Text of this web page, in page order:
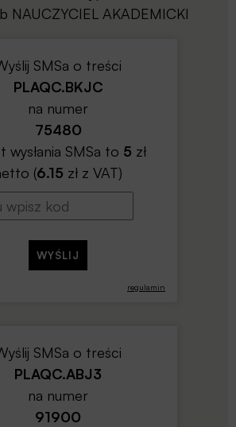
NAUCZYCIEL AKADEMICKI
regulamin
SMSa o treści
PLAQC.BKJC
na numer
75480
wysłania SMSa to 5 zł
(6.15 zł z VAT)
SMSa o treści
PLAQC.ABJ3
na numer
91900